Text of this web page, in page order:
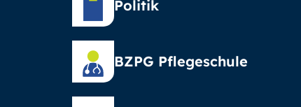
Politik
BZPG Pflegeschule